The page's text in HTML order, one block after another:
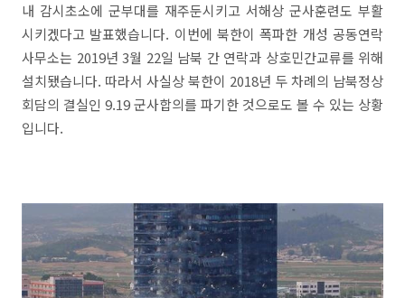
내 감시초소에 군부대를 재주둔시키고 서해상 군사훈련도 부활
시키겠다고 발표했습니다. 이번에 북한이 폭파한 개성 공동연락
사무소는 2019년 3월 22일 남북 간 연락과 상호민간교류를 위해
설치됐습니다. 따라서 사실상 북한이 2018년 두 차례의 남북정상
회담의 결실인 9.19 군사합의를 파기한 것으로도 볼 수 있는 상황
입니다.